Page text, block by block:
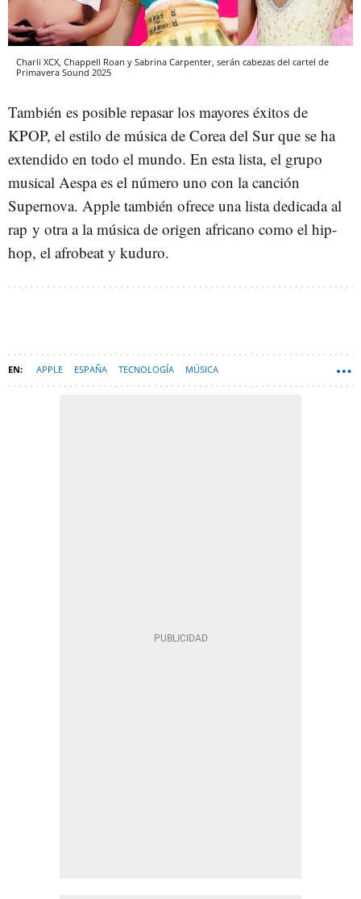
Charli XCX, Chappell Roan y Sabrina Carpenter, serán cabezas del cartel de
Primavera Sound 2025
También es posible repasar los mayores éxitos de
KPOP, el estilo de música de Corea del Sur que se ha
extendido en todo el mundo. En esta lista, el grupo
musical Aespa es el número uno con la canción
Supernova. Apple también ofrece una lista dedicada al
rap y otra a la música de origen africano como el hip-
hop, el afrobeat y kuduro.
APPLE ESPAÑA TECNOLOGÍA MÚSICA